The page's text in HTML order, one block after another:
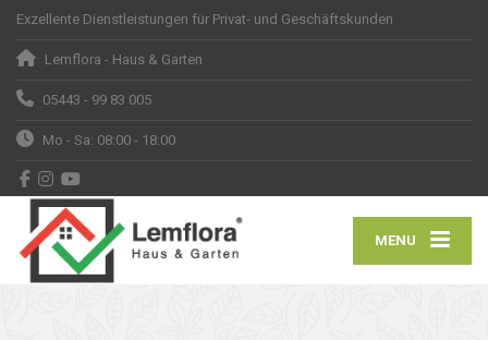
Exzellente Dienstleistungen für Privat- und Geschäftskunden
Lemflora - Haus & Garten
05443 - 99 83 005
Mo - Sa: 08:00 - 18:00
MENU